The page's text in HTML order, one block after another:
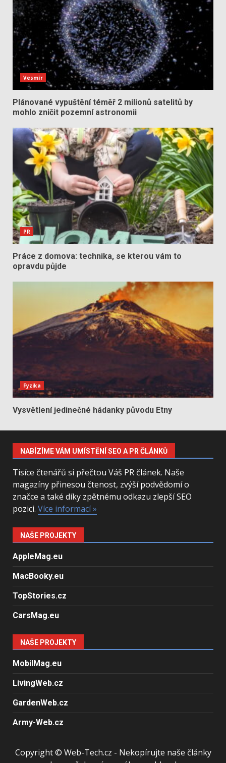
Vesmír
Plánované vypuštění téměř 2 milionů satelitů by
mohlo zničit pozemní astronomii
PR
Práce z domova: technika, se kterou vám to
opravdu půjde
Fyzika
Vysvětlení jedinečné hádanky původu Etny
NABÍZÍME VÁM UMÍSTĚNÍ SEO A PR ČLÁNKŮ
Tisíce čtenářů si přečtou Váš PR článek. Naše
magazíny přinesou čtenost, zvýší podvědomí o
značce a také díky zpětnému odkazu zlepší SEO
pozici. Více informací »
NAŠE PROJEKTY
AppleMag.eu
MacBooky.eu
TopStories.cz
CarsMag.eu
NAŠE PROJEKTY
MobilMag.eu
LivingWeb.cz
GardenWeb.cz
Army-Web.cz
Copyright © Web-Tech.cz - Nekopírujte naše články